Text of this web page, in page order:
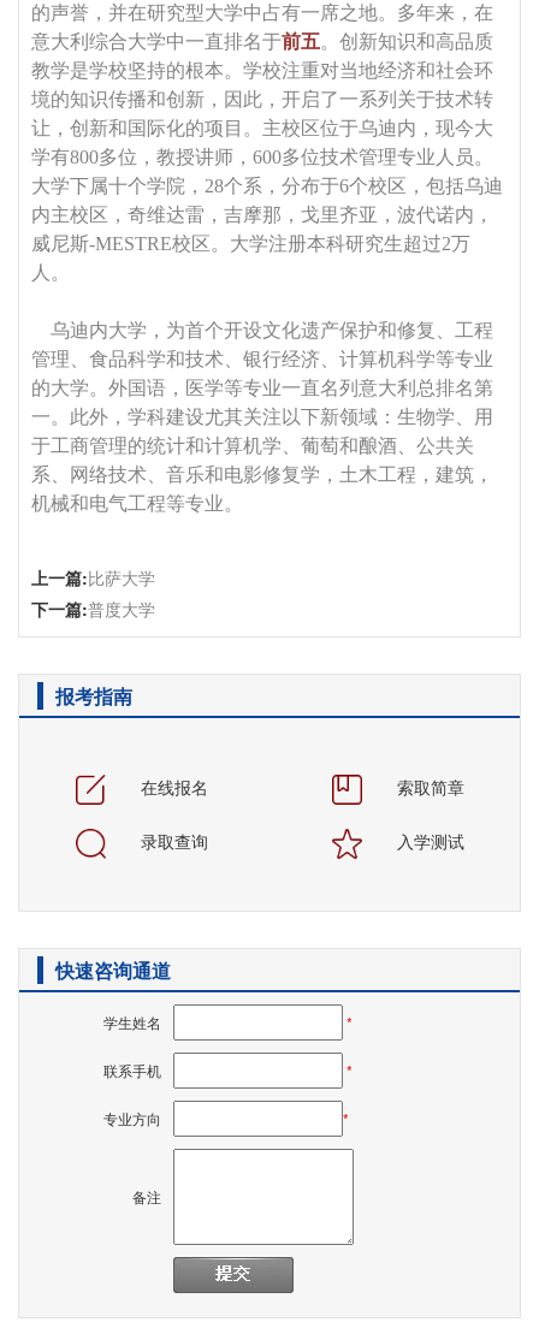
的声誉，并在研究型大学中占有一席之地。多年来，在
意大利综合大学中一直排名于前五。创新知识和高品质
教学是学校坚持的根本。学校注重对当地经济和社会环
境的知识传播和创新，因此，开启了一系列关于技术转
让，创新和国际化的项目。主校区位于乌迪内，现今大
学有800多位，教授讲师，600多位技术管理专业人员。
大学下属十个学院，28个系，分布于6个校区，包括乌迪
内主校区，奇维达雷，吉摩那，戈里齐亚，波代诺内，
威尼斯-MESTRE校区。大学注册本科研究生超过2万
人。
乌迪内大学，为首个开设文化遗产保护和修复、工程
管理、食品科学和技术、银行经济、计算机科学等专业
的大学。外国语，医学等专业一直名列意大利总排名第
一。此外，学科建设尤其关注以下新领域：生物学、用
于工商管理的统计和计算机学、葡萄和酿酒、公共关
系、网络技术、音乐和电影修复学，土木工程，建筑，
机械和电气工程等专业。
上一篇:比萨大学
下一篇:普度大学
报考指南
在线报名 索取简章
录取查询 入学测试
快速咨询通道
学生姓名 *
联系手机 *
专业方向 *
备注